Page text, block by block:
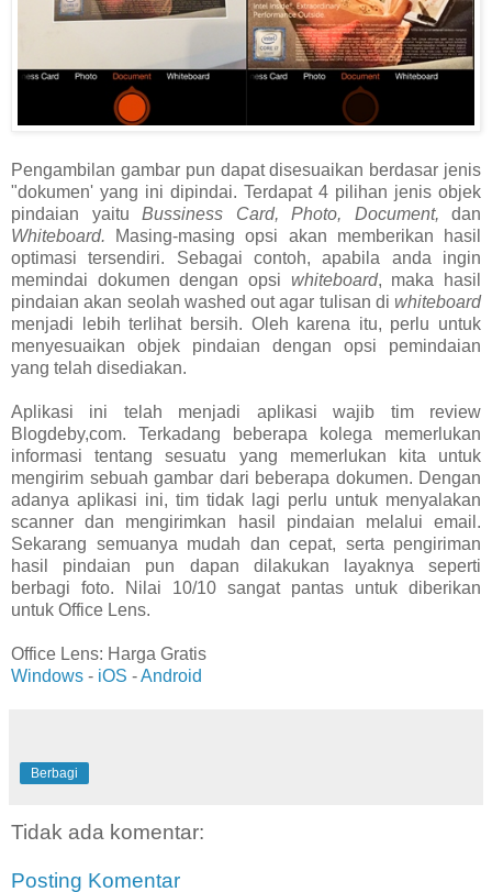
Pengambilan gambar pun dapat disesuaikan berdasar jenis
"dokumen' yang ini dipindai. Terdapat 4 pilihan jenis objek
pindaian yaitu Bussiness Card, Photo, Document, dan
Whiteboard.
Masing-masing opsi akan memberikan hasil
optimasi tersendiri. Sebagai contoh, apabila anda ingin
memindai dokumen dengan opsi whiteboard, maka hasil
pindaian akan seolah washed out agar tulisan di whiteboard
menjadi lebih terlihat bersih. Oleh karena itu, perlu untuk
menyesuaikan objek pindaian dengan opsi pemindaian
yang telah disediakan.
Aplikasi ini telah menjadi aplikasi wajib tim review
Blogdeby,com. Terkadang beberapa kolega memerlukan
informasi tentang sesuatu yang memerlukan kita untuk
mengirim sebuah gambar dari beberapa dokumen. Dengan
adanya aplikasi ini, tim tidak lagi perlu untuk menyalakan
scanner dan mengirimkan hasil pindaian melalui email.
Sekarang semuanya mudah dan cepat, serta pengiriman
hasil pindaian pun dapan dilakukan layaknya seperti
berbagi foto. Nilai 10/10 sangat pantas untuk diberikan
untuk Office Lens.
Office Lens: Harga Gratis
Windows - iOS -Android
Berbagi
Tidak ada komentar:
Posting Komentar